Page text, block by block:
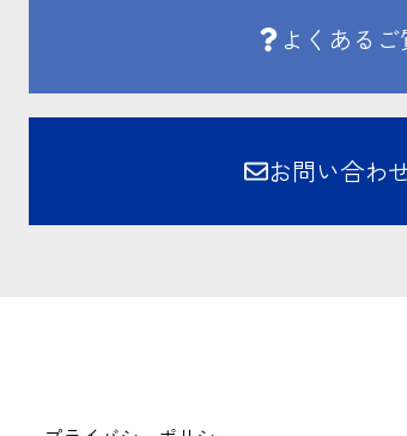
よくあるご
お問い合わ